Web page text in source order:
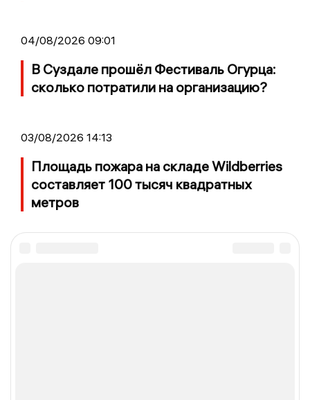
04/08/2026 09:01
В Суздале прошёл Фестиваль Огурца:
сколько потратили на организацию?
03/08/2026 14:13
Площадь пожара на складе Wildberries
составляет 100 тысяч квадратных
метров